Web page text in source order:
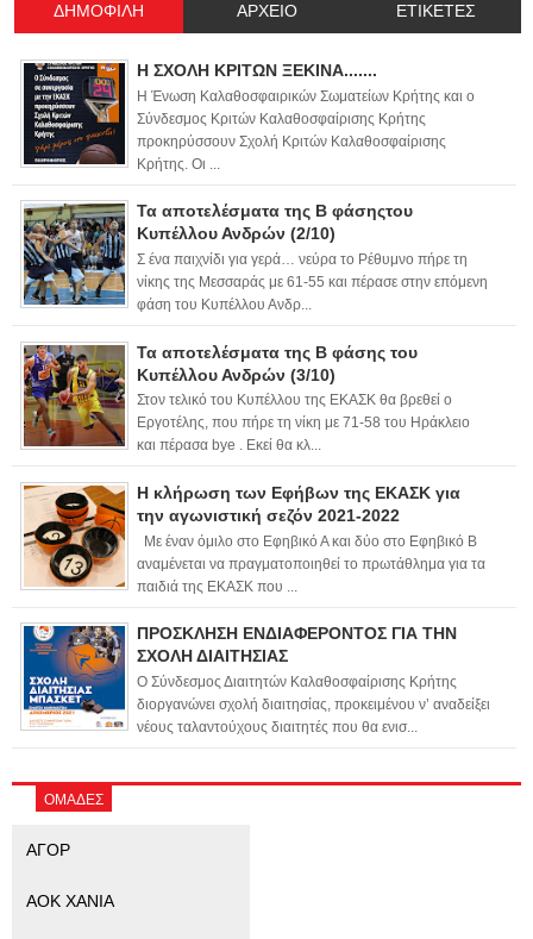
ΔΗΜΟΦΙΛΗ ΑΡΧΕΙΟ ΕΤΙΚΕΤΕΣ
Η ΣΧΟΛΗ ΚΡΙΤΩΝ ΞΕΚΙΝΑ.......
Η Ένωση Καλαθοσφαιρικών Σωματείων Κρήτης και ο
Σύνδεσμος Κριτών Καλαθοσφαίρισης Κρήτης
προκηρύσσουν Σχολή Κριτών Καλαθοσφαίρισης
Κρήτης. Οι ...
Τα αποτελέσματα της Β φάσηςτου
Κυπέλλου Ανδρών (2/10)
Σ ένα παιχνίδι για γερά… νεύρα το Ρέθυμνο πήρε τη
νίκης της Μεσσαράς με 61-55 και πέρασε στην επόμενη
φάση του Κυπέλλου Ανδρ...
Τα αποτελέσματα της Β φάσης του
Κυπέλλου Ανδρών (3/10)
Στον τελικό του Κυπέλλου της ΕΚΑΣΚ θα βρεθεί ο
Εργοτέλης, που πήρε τη νίκη με 71-58 του Ηράκλειο
και πέρασα bye . Εκεί θα κλ...
Η κλήρωση των Εφήβων της ΕΚΑΣΚ για
την αγωνιστική σεζόν 2021-2022
Με έναν όμιλο στο Εφηβικό Α και δύο στο Εφηβικό Β
αναμένεται να πραγματοποιηθεί το πρωτάθλημα για τα
παιδιά της ΕΚΑΣΚ που ...
ΠΡΟΣΚΛΗΣΗ ΕΝΔΙΑΦΕΡΟΝΤΟΣ ΓΙΑ ΤΗΝ
ΣΧΟΛΗ ΔΙΑΙΤΗΣΙΑΣ
Ο Σύνδεσμος Διαιτητών Καλαθοσφαίρισης Κρήτης
διοργανώνει σχολή διαιτησίας, προκειμένου ν’ αναδείξει
νέους ταλαντούχους διαιτητές που θα ενισ...
ΟΜΑΔΕΣ
ΑΓΟΡ
ΑΟΚ ΧΑΝΙΑ